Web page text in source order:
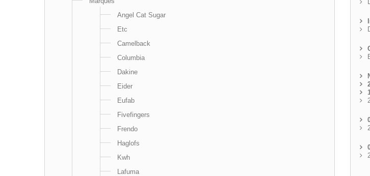
Angel Cat Sugar
Etc
Camelback
Columbia
Dakine
Eider
Eufab
Fivefingers
Frendo
Haglofs
Kwh
Lafuma